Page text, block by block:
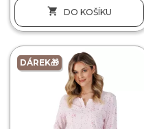
 DO KOŠÍKU
DÁREK🎁